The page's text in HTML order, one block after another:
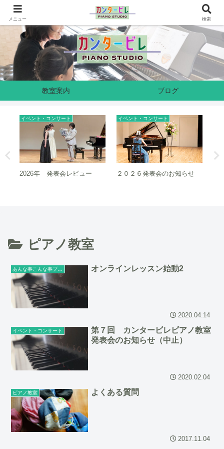
奈良県生駒市のピアノ教室です
教室案内 ブログ
イベント・コンサート
2026年 発表会レビュー
イベント・コンサート
２０２６発表会のお知らせ
ピアノ教室
オンラインレッスン始動2
2020.04.14
イベント・コンサート
第７回 カンタービレピアノ教室
発表会のお知らせ（中止）
2020.02.04
ピアノ教室 よくある質問
2017.11.04
メニュー 検索